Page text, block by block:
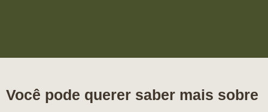
Você pode querer saber mais sobre